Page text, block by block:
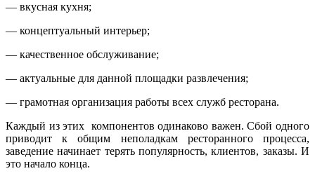
— вкусная кухня;
— концептуальный интерьер;
— качественное обслуживание;
— актуальные для данной площадки развлечения;
— грамотная организация работы всех служб ресторана.
Каждый из этих компонентов одинаково важен. Сбой одного
приводит к общим неполадкам ресторанного процесса,
заведение начинает терять популярность, клиентов, заказы. И
это начало конца.